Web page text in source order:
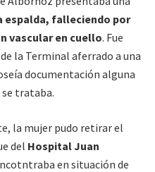
espalda, falleciendo por
vascular en cuello. Fue
la Terminal aferrado a una
documentación alguna
se trataba.
la mujer pudo retirar el
del Hospital Juan
en situación de